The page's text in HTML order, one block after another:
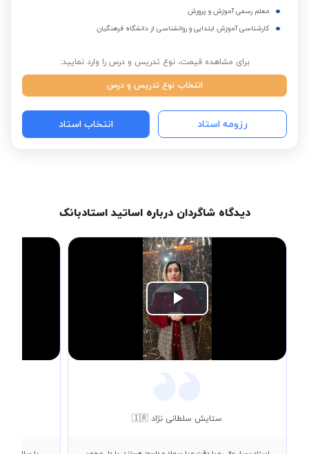
معلم رسمی آموزش و پرورش
کارشناسی آموزش ابتدایی و روانشناسی از دانشگاه فرهنگیان
برای مشاهده قیمت، نوع تدریس و درس را وارد نمایید:
انتخاب نوع تدریس و درس
رزومه استاد انتخاب استاد
دیدگاه شاگردان درباره اساتید استادبانک
Play
Video
ستایش سلطانی نژاد 🇮🇷